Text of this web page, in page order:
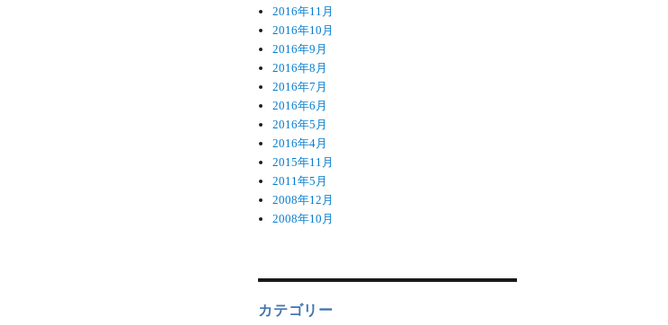
2016年11月
2016年10月
2016年9月
2016年8月
2016年7月
2016年6月
2016年5月
2016年4月
2015年11月
2011年5月
2008年12月
2008年10月
カテゴリー